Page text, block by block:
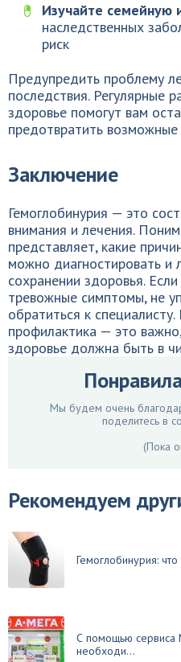
Изучайте семейную
наследственных
риск
Предупредить проблему
последствия. Регулярные
здоровье помогут вам
предотвратить
Заключение
Гемоглобинурия — это
внимания и лечения.
представляет, какие
можно диагностировать и
сохранении здоровья.
тревожные симптомы, не
обратиться к
профилактика — это
здоровье должна быть в
Мы будем очень
поделитесь в
(Пока
Рекомендуем
Гемоглобинурия:
С помощью сервиса
необходи...